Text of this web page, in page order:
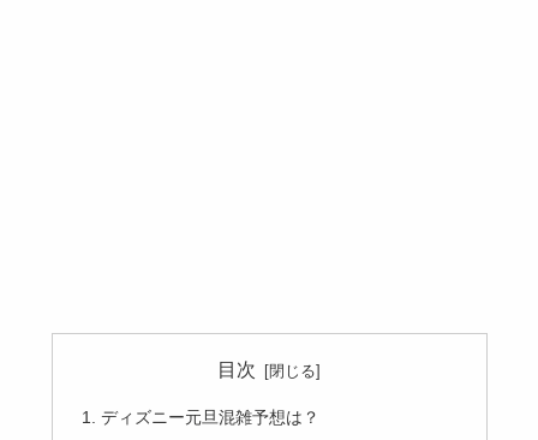
目次
ディズニー元旦混雑予想は？